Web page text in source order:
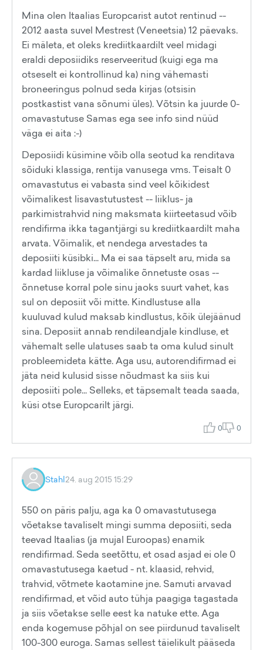
Mina olen Itaalias Europcarist autot rentinud --
2012 aasta suvel Mestrest (Veneetsia) 12 päevaks.
Ei mäleta, et oleks krediitkaardilt veel midagi
eraldi deposiidiks reserveeritud (kuigi ega ma
otseselt ei kontrollinud ka) ning vähemasti
broneeringus polnud seda kirjas (otsisin
postkastist vana sõnumi üles). Võtsin ka juurde 0-
omavastutuse Samas ega see info sind nüüd
väga ei aita :-)
Deposiidi küsimine võib olla seotud ka renditava
sõiduki klassiga, rentija vanusega vms. Teisalt 0
omavastutus ei vabasta sind veel kõikidest
võimalikest lisavastutustest -- liiklus- ja
parkimistrahvid ning maksmata kiirteetasud võib
rendifirma ikka tagantjärgi su krediitkaardilt maha
arvata. Võimalik, et nendega arvestades ta
deposiiti küsibki... Ma ei saa täpselt aru, mida sa
kardad liikluse ja võimalike õnnetuste osas --
õnnetuse korral pole sinu jaoks suurt vahet, kas
sul on deposiit või mitte. Kindlustuse alla
kuuluvad kulud maksab kindlustus, kõik ülejäänud
sina. Deposiit annab rendileandjale kindluse, et
vähemalt selle ulatuses saab ta oma kulud sinult
probleemideta kätte. Aga usu, autorendifirmad ei
jäta neid kulusid sisse nõudmast ka siis kui
deposiiti pole... Selleks, et täpsemalt teada saada,
küsi otse Europcarilt järgi.
0 0
Stahl24. aug 2015 15:29
550 on päris palju, aga ka 0 omavastutusega
võetakse tavaliselt mingi summa deposiiti, seda
teevad Itaalias (ja mujal Euroopas) enamik
rendifirmad. Seda seetõttu, et osad asjad ei ole 0
omavastutusega kaetud - nt. klaasid, rehvid,
trahvid, võtmete kaotamine jne. Samuti arvavad
rendifirmad, et võid auto tühja paagiga tagastada
ja siis võetakse selle eest ka natuke ette. Aga
enda kogemuse põhjal on see piirdunud tavaliselt
100-300 euroga. Samas sellest täielikult pääseda